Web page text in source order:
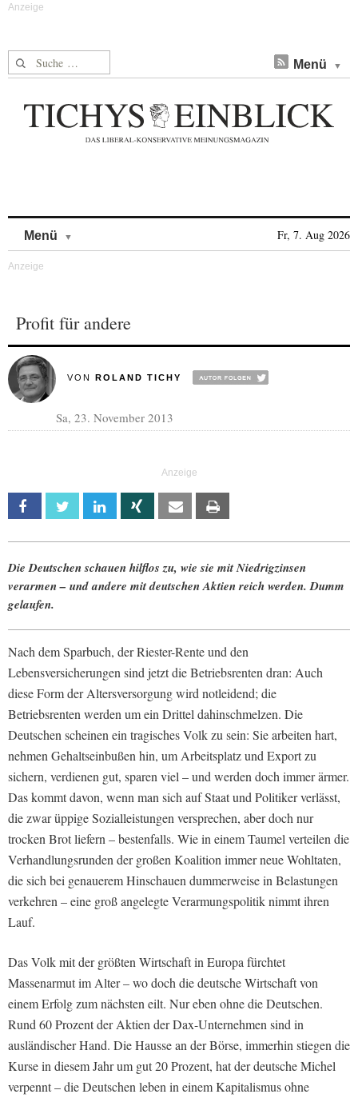
Suche nach: Menü
Menü Fr, 7. Aug 2026
Profit für andere
VON ROLAND TICHY
Sa, 23. November 2013
Facebook Twitter Linkedin Xing Email
Die Deutschen schauen hilflos zu, wie sie mit Niedrigzinsen
verarmen – und andere mit deutschen Aktien reich werden. Dumm
gelaufen.
Nach dem Sparbuch, der Riester-Rente und den
Lebensversicherungen sind jetzt die Betriebsrenten dran: Auch
diese Form der Altersversorgung wird notleidend; die
Betriebsrenten werden um ein Drittel dahinschmelzen. Die
Deutschen scheinen ein tragisches Volk zu sein: Sie arbeiten hart,
nehmen Gehaltseinbußen hin, um Arbeitsplatz und Export zu
sichern, verdienen gut, sparen viel – und werden doch immer ärmer.
Das kommt davon, wenn man sich auf Staat und Politiker verlässt,
die zwar üppige Sozialleistungen versprechen, aber doch nur
trocken Brot liefern – bestenfalls. Wie in einem Taumel verteilen die
Verhandlungsrunden der großen Koalition immer neue Wohltaten,
die sich bei genauerem Hinschauen dummerweise in Belastungen
verkehren – eine groß angelegte Verarmungspolitik nimmt ihren
Lauf.
Das Volk mit der größten Wirtschaft in Europa fürchtet
Massenarmut im Alter – wo doch die deutsche Wirtschaft von
einem Erfolg zum nächsten eilt. Nur eben ohne die Deutschen.
Rund 60 Prozent der Aktien der Dax-Unternehmen sind in
ausländischer Hand. Die Hausse an der Börse, immerhin stiegen die
Kurse in diesem Jahr um gut 20 Prozent, hat der deutsche Michel
verpennt – die Deutschen leben in einem Kapitalismus ohne